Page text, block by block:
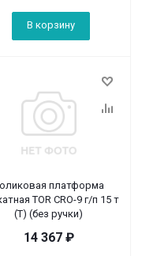
В корзину
платформа
TOR CRO-9 г/п 15 т
(T) (без ручки)
14 367₽